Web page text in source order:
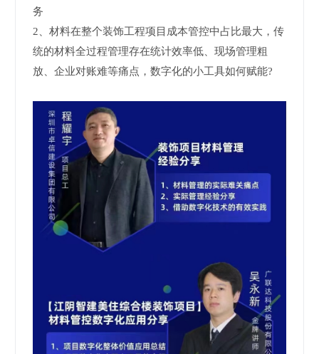
务
2、材料在整个装饰工程项目成本管控中占比最大，传
统的材料全过程管理存在统计效率低、现场管理粗
放、企业对账难等痛点，数字化的小工具如何赋能?